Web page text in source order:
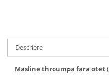
Descriere
Masline throumpa fara otet